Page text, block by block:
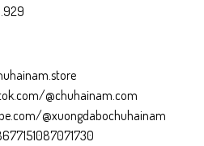
@chuhainam.com
@xuongdabochuhainam